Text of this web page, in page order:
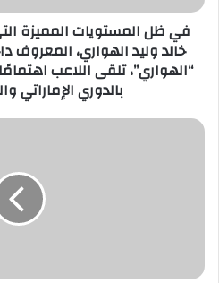
ر
في ظل المستويات المميزة
خالد وليد الهواري، المعروف
“الهواري”، تلقى اللاعب
بالدوري الإماراتي